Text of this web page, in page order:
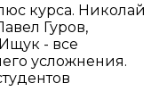
курса. Николай
Гуров,
- все
усложнения.